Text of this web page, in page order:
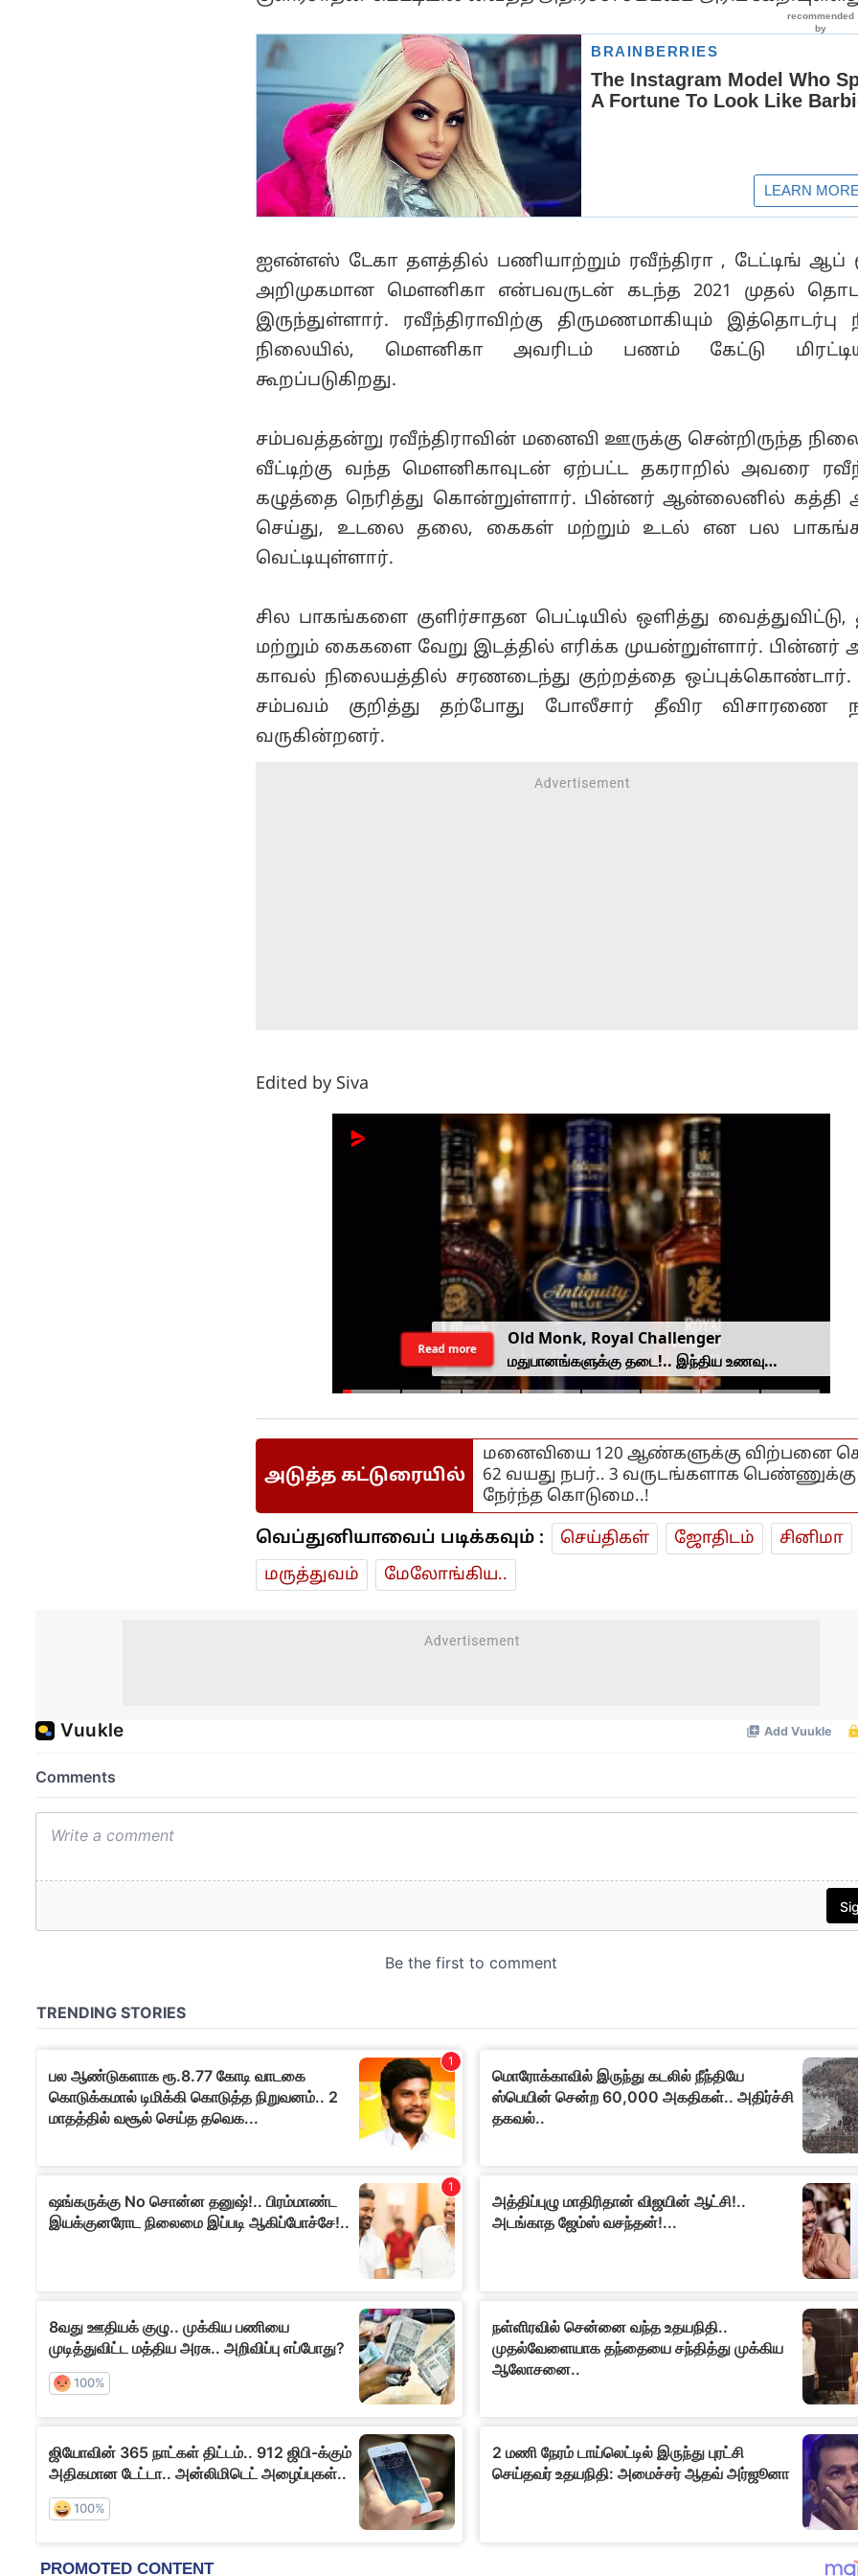
ஐஎன்எஸ் டேகா தளத்தில் பணியாற்றும் ரவீந்திரா , டேட்டிங் ஆப்
அறிமுகமான மௌனிகா என்பவருடன் கடந்த 2021 முதல்
இருந்துள்ளார். ரவீந்திராவிற்கு திருமணமாகியும் இத்தொடர்பு
நிலையில், மௌனிகா அவரிடம் பணம் கேட்டு
கூறப்படுகிறது.
சம்பவத்தன்று ரவீந்திராவின் மனைவி ஊருக்கு சென்றிருந்த
வீட்டிற்கு வந்த மௌனிகாவுடன் ஏற்பட்ட தகராறில் அவரை
கழுத்தை நெரித்து கொன்றுள்ளார். பின்னர் ஆன்லைனில் கத்தி
செய்து, உடலை தலை, கைகள் மற்றும் உடல் என பல
வெட்டியுள்ளார்.
சில பாகங்களை குளிர்சாதன பெட்டியில் ஒளித்து
மற்றும் கைகளை வேறு இடத்தில் எரிக்க முயன்றுள்ளார். பின்னர்
காவல் நிலையத்தில் சரணடைந்து குற்றத்தை
சம்பவம் குறித்து தற்போது போலீசார் தீவிர விசாரணை
வருகின்றனர்.
Edited by Siva
Old Monk, Royal Challenger
மதுபானங்களுக்கு தடை!.. இந்திய உணவு
பாதுகாப்பு ஆணையம் அதிரடி.
Read more
அடுத்த கட்டுரையில்
மனைவியை 120 ஆண்களுக்கு விற்பனை
62 வயது நபர்.. 3 வருடங்களாக பெண்ணுக்கு
நேர்ந்த கொடுமை..!
வெப்துனியாவைப் படிக்கவும் : செய்திகள் ஜோ‌திட‌ம்
சினிமா
மரு‌த்துவ‌ம்
மேலோங்கிய..